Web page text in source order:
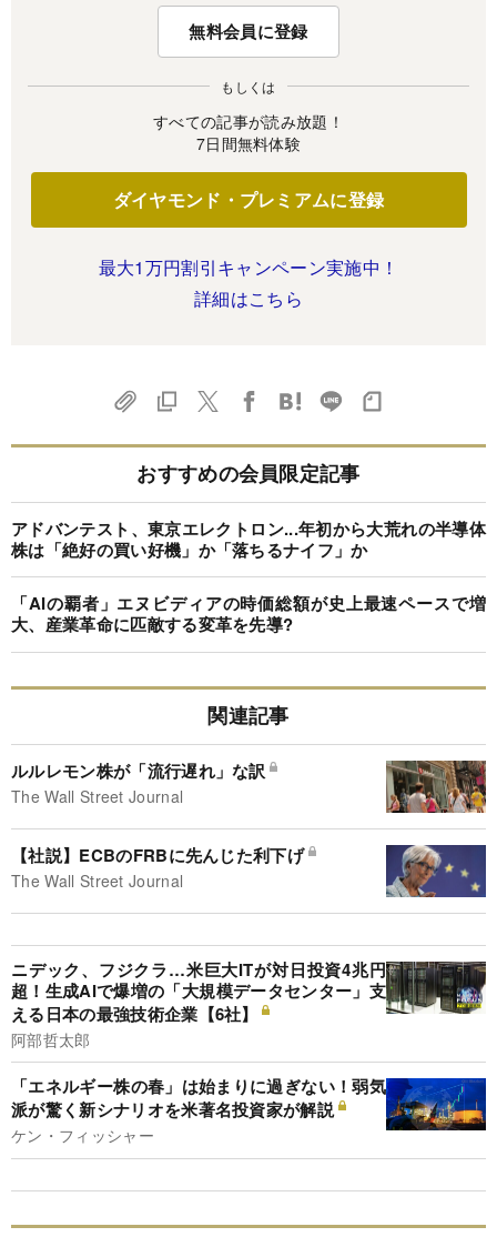
無料会員に登録
もしくは
すべての記事が読み放題！
7日間無料体験
ダイヤモンド・プレミアムに登録
最大1万円割引キャンペーン実施中！
詳細はこちら
おすすめの会員限定記事
アドバンテスト、東京エレクトロン...年初から大荒れの半導体
株は「絶好の買い好機」か「落ちるナイフ」か
「AIの覇者」エヌビディアの時価総額が史上最速ペースで増
大、産業革命に匹敵する変革を先導?
関連記事
ルルレモン株が「流行遅れ」な訳
The Wall Street Journal
【社説】ECBのFRBに先んじた利下げ
The Wall Street Journal
ニデック、フジクラ…米巨大ITが対日投資4兆円
超！生成AIで爆増の「大規模データセンター」支
える日本の最強技術企業【6社】
阿部哲太郎
「エネルギー株の春」は始まりに過ぎない！弱気
派が驚く新シナリオを米著名投資家が解説
ケン・フィッシャー